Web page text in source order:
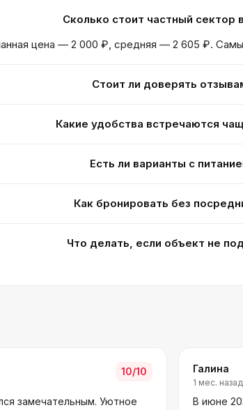
Сколько стоит частный сектор
цена — 2 000 ₽, средняя — 2 605 ₽.
Стоит ли доверять
Какие удобства встречаются
Есть ли варианты с
Как бронировать без
Что делать, если объект не
10/10
замечательным. Уютное
Галина
1 мес. назад
В июне